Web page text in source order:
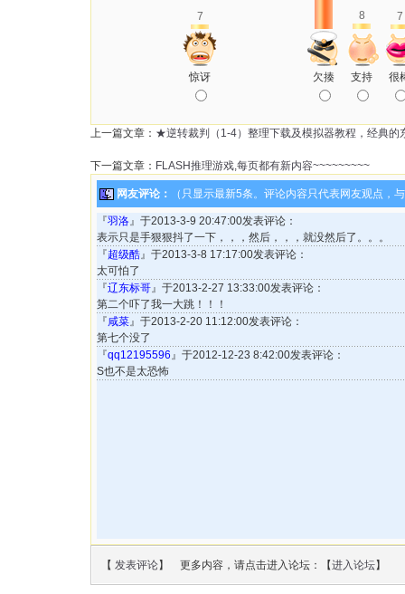
7 8 7
惊讶 欠揍 支持 很
上一篇文章： ★逆转裁判（1-4）整理下载及模拟器教程，经典
下一篇文章： FLASH推理游戏,每页都有新内容~~~~~~~~~
网友评论： （只显示最新5条。评论内容只代表网友观点，
『羽洛』于2013-3-9 20:47:00发表评论：
表示只是手狠狠抖了一下，，，然后，，，就没然后了。。。
『超级酷』于2013-3-8 17:17:00发表评论：
太可怕了
『辽东标哥』于2013-2-27 13:33:00发表评论：
第二个吓了我一大跳！！！
『咸菜』于2013-2-20 11:12:00发表评论：
第七个没了
『qq12195596』于2012-12-23 8:42:00发表评论：
S也不是太恐怖
【 发表评论】 更多内容，请点击进入论坛：【进入论坛】